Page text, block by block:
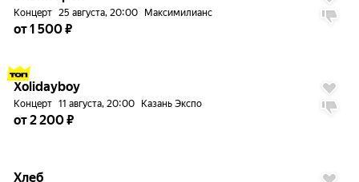
Концерт 25 августа, 20:00 Максимилианс
от 1 500 ₽
Xolidayboy
Концерт 11 августа, 20:00 Казань Экспо
от 2 200 ₽
Хлеб